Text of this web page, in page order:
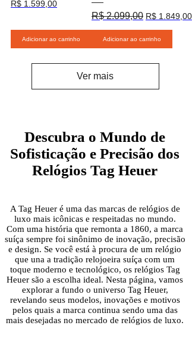
Preço
R$ 1.599,00
Adicionar ao carrinho
Preço normal
R$ 2.099,00 Preço
R$ 1.849,00
Adicionar ao carrinho
Ver mais
Descubra o Mundo de
Sofisticação e Precisão dos
Relógios Tag Heuer
A Tag Heuer é uma das marcas de relógios de
luxo mais icônicas e respeitadas no mundo.
Com uma história que remonta a 1860, a marca
suíça sempre foi sinônimo de inovação, precisão
e design. Se você está à procura de um relógio
que una a tradição relojoeira suíça com um
toque moderno e tecnológico, os relógios Tag
Heuer são a escolha ideal. Nesta página, vamos
explorar a fundo o universo Tag Heuer,
revelando seus modelos, inovações e motivos
pelos quais a marca continua sendo uma das
mais desejadas no mercado de relógios de luxo.